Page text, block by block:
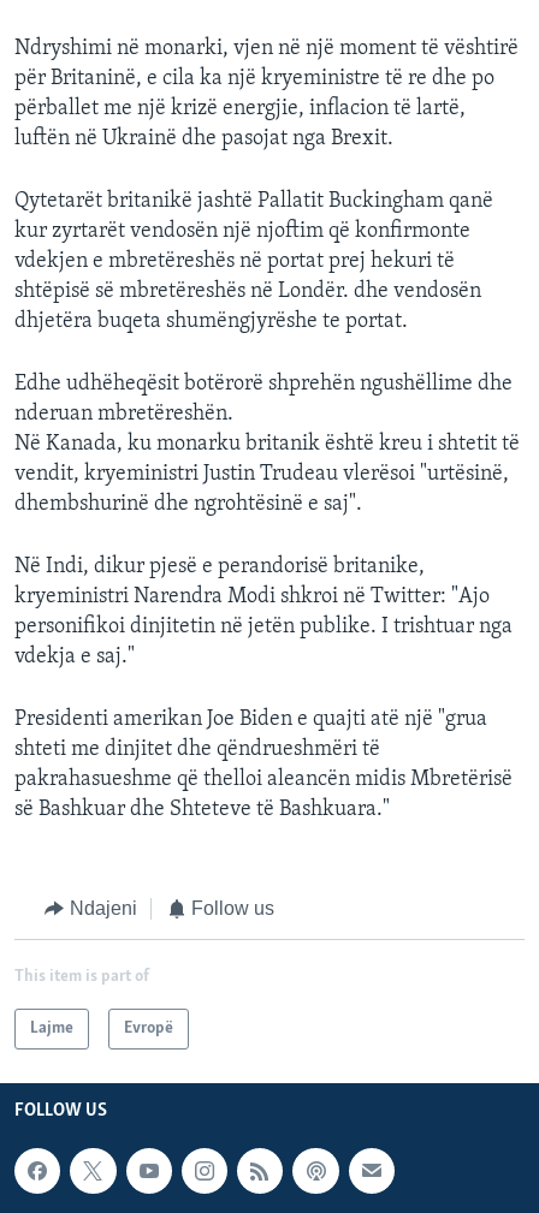
Ndryshimi në monarki, vjen në një moment të vështirë
për Britaninë, e cila ka një kryeministre të re dhe po
përballet me një krizë energjie, inflacion të lartë,
luftën në Ukrainë dhe pasojat nga Brexit.
Qytetarët britanikë jashtë Pallatit Buckingham qanë
kur zyrtarët vendosën një njoftim që konfirmonte
vdekjen e mbretëreshës në portat prej hekuri të
shtëpisë së mbretëreshës në Londër. dhe vendosën
dhjetëra buqeta shumëngjyrëshe te portat.
Edhe udhëheqësit botërorë shprehën ngushëllime dhe
nderuan mbretëreshën.
Në Kanada, ku monarku britanik është kreu i shtetit të
vendit, kryeministri Justin Trudeau vlerësoi "urtësinë,
dhembshurinë dhe ngrohtësinë e saj".
Në Indi, dikur pjesë e perandorisë britanike,
kryeministri Narendra Modi shkroi në Twitter: "Ajo
personifikoi dinjitetin në jetën publike. I trishtuar nga
vdekja e saj."
Presidenti amerikan Joe Biden e quajti atë një "grua
shteti me dinjitet dhe qëndrueshmëri të
pakrahasueshme që thelloi aleancën midis Mbretërisë
së Bashkuar dhe Shteteve të Bashkuara."
Ndajeni Follow us
This item is part of
Lajme Evropë
FOLLOW US